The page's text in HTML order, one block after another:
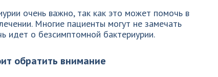
очень важно, так как это может помочь в
Многие пациенты могут не замечать
идет о безсимптомной бактериурии.
обратить внимание